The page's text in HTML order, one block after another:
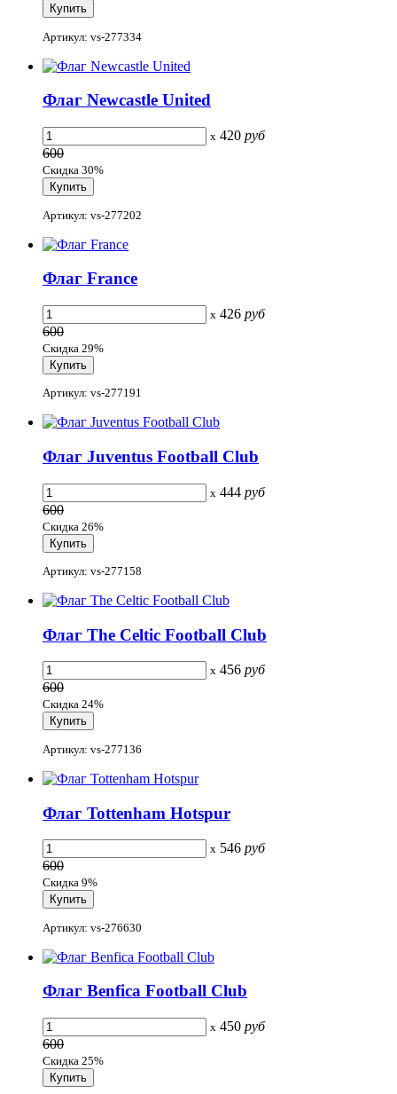
Артикул: vs-277334
Флаг Newcastle United
x 420 руб
600
Скидка 30%
Артикул: vs-277202
Флаг France
x 426 руб
600
Скидка 29%
Артикул: vs-277191
Флаг Juventus Football Club
x 444 руб
600
Скидка 26%
Артикул: vs-277158
Флаг The Celtic Football Club
x 456 руб
600
Скидка 24%
Артикул: vs-277136
Флаг Tottenham Hotspur
x 546 руб
600
Скидка 9%
Артикул: vs-276630
Флаг Benfica Football Club
x 450 руб
600
Скидка 25%